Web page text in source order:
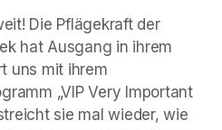
Die Pflägekraft der
hat Ausgang in ihrem
uns mit ihrem
„VIP Very Important
sie mal wieder, wie